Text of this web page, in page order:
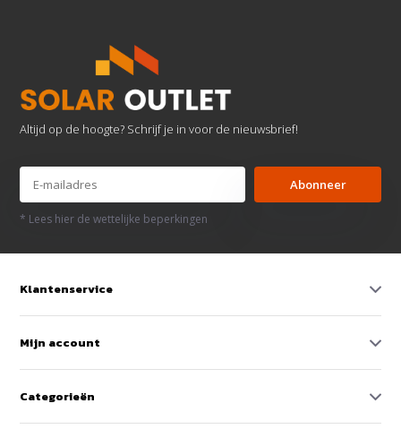
Altijd op de hoogte? Schrijf je in voor de nieuwsbrief!
Abonneer
* Lees hier de wettelijke beperkingen
Klantenservice
Mijn account
Categorieën